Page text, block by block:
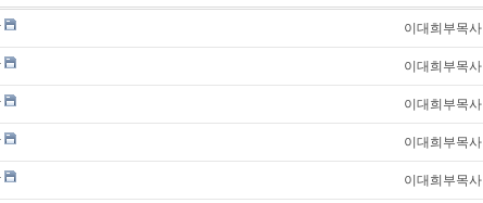
이대희부목사
이대희부목사
이대희부목사
이대희부목사
이대희부목사